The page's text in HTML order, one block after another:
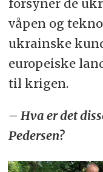
forsyner de
våpen og
ukrainske
europeiske
til krigen.
– Hva er det
Pedersen?